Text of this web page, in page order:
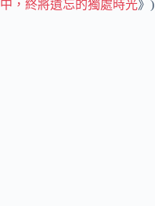
中，終將遺忘的獨處時光》)